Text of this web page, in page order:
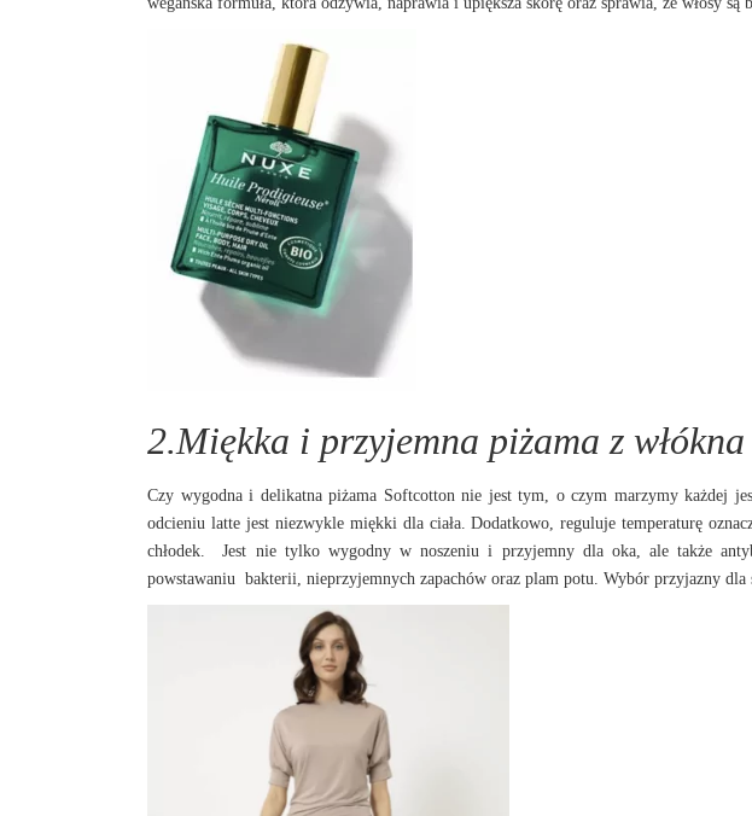
2.Miękka i przyjemna piżama z
Czy wygodna i delikatna piżama Softcotton nie jest tym, o czym marzymy każdej
odcieniu latte jest niezwykle miękki dla ciała. Dodatkowo, reguluje temperaturę
chłodek. Jest nie tylko wygodny w noszeniu i przyjemny dla oka, ale także
powstawaniu bakterii, nieprzyjemnych zapachów oraz plam potu. Wybór przyjazny dla